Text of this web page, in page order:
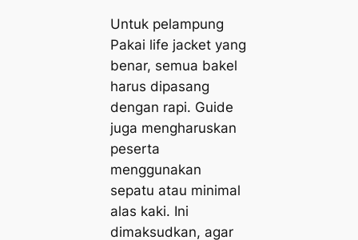
Untuk pelampung
Pakai life jacket yang
benar, semua bakel
harus dipasang
dengan rapi. Guide
juga mengharuskan
peserta
menggunakan
sepatu atau minimal
alas kaki. Ini
dimaksudkan, agar